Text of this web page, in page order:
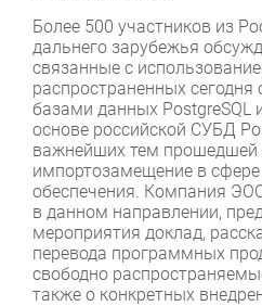
Более 500 участников из
дальнего зарубежья
связанные с
распространенных сегодня
базами данных PostgreSQL
основе российской СУБД
важнейших тем прошедшей
импортозамещение в
обеспечения. Компания
в данном направлении,
мероприятия доклад,
перевода программных
свободно
также о конкретных